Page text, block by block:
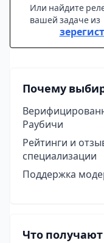
Или найдите
вашей задаче из
Почему
Раубичи
Рейтинги и
специализации
Поддержка
Что